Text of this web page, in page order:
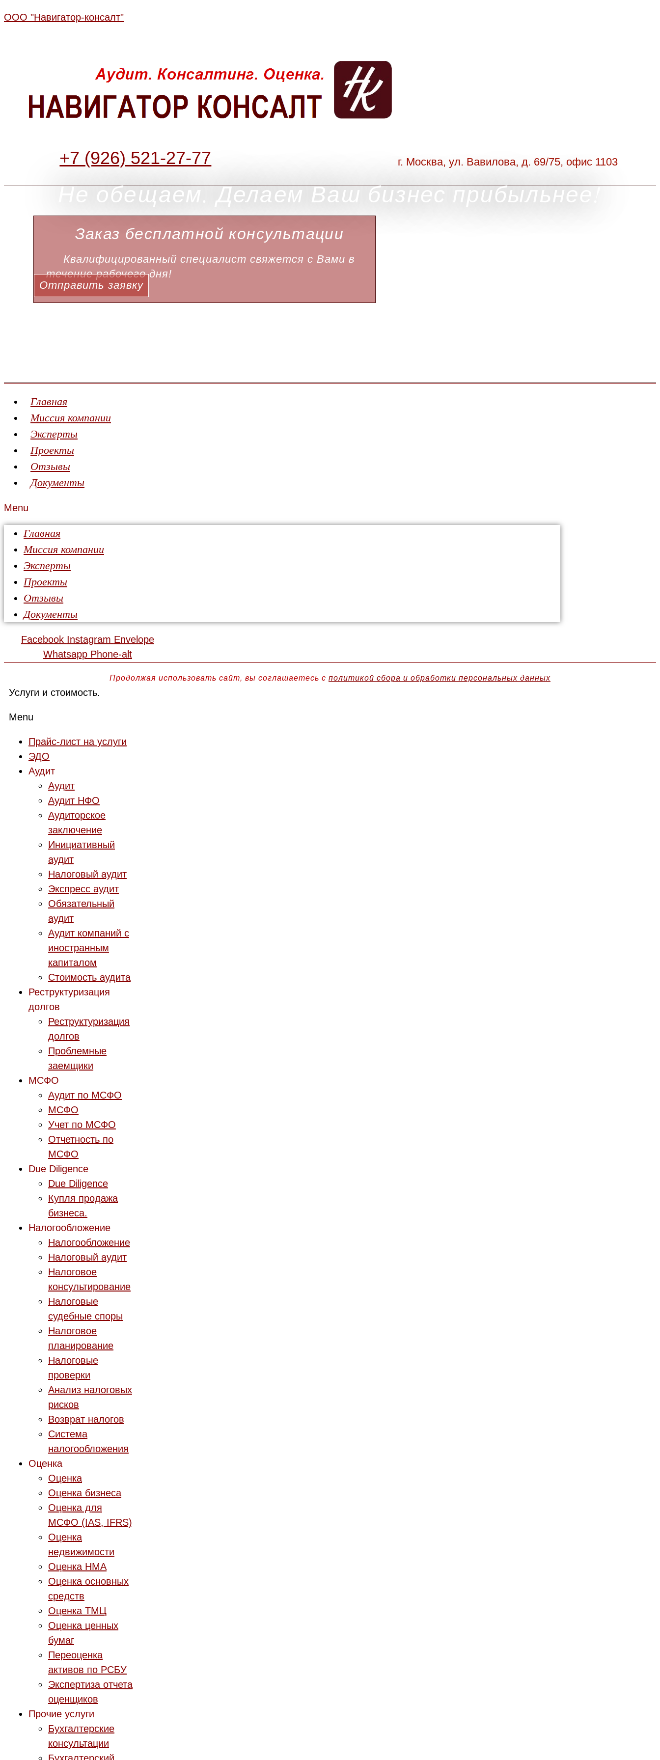
ООО "Навигатор-консалт"
+7 (926) 521-27-77 г. Москва, ул. Вавилова, д. 69/75, офис 1103
Не обещаем. Делаем Ваш бизнес прибыльнее!
Заказ бесплатной консультации
Квалифицированный специалист свяжется с Вами в
течение рабочего дня!
Отправить заявку
Главная
Миссия компании
Эксперты
Проекты
Отзывы
Документы
Menu
Главная
Миссия компании
Эксперты
Проекты
Отзывы
Документы
Facebook Instagram Envelope
Whatsapp Phone-alt
Продолжая использовать сайт, вы соглашаетесь с политикой сбора и обработки персональных данных
Услуги и стоимость.
Menu
Прайс-лист на услуги
ЭДО
Аудит
Аудит
Аудит НФО
Аудиторское
заключение
Инициативный
аудит
Налоговый аудит
Экспресс аудит
Обязательный
аудит
Аудит компаний с
иностранным
капиталом
Стоимость аудита
Реструктуризация
долгов
Реструктуризация
долгов
Проблемные
заемщики
МСФО
Аудит по МСФО
МСФО
Учет по МСФО
Отчетность по
МСФО
Due Diligence
Due Diligence
Купля продажа
бизнеса.
Налогообложение
Налогообложение
Налоговый аудит
Налоговое
консультирование
Налоговые
судебные споры
Налоговое
планирование
Налоговые
проверки
Анализ налоговых
рисков
Возврат налогов
Система
налогообложения
Оценка
Оценка
Оценка бизнеса
Оценка для
МСФО (IAS, IFRS)
Оценка
недвижимости
Оценка НМА
Оценка основных
средств
Оценка ТМЦ
Оценка ценных
бумаг
Переоценка
активов по РСБУ
Экспертиза отчета
оценщиков
Прочие услуги
Бухгалтерские
консультации